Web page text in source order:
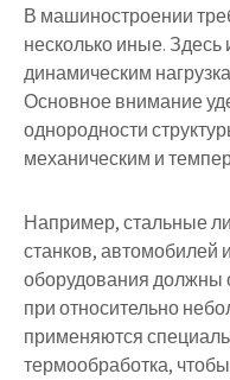
В машиностроении
несколько иные. Здесь
динамическим
Основное внимание
однородности
механическим и
Например, стальные
станков,
оборудования должны
при относительно
применяются
термообработка,